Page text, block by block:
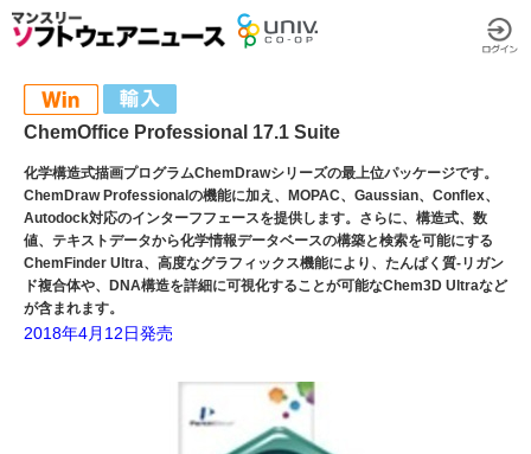
ChemOffice Professional 17.1 Suite
化学構造式描画プログラムChemDrawシリーズの最上位パッケージです。
ChemDraw Professionalの機能に加え、MOPAC、Gaussian、Conflex、
Autodock対応のインターフフェースを提供します。さらに、構造式、数
値、テキストデータから化学情報データベースの構築と検索を可能にする
ChemFinder Ultra、高度なグラフィックス機能により、たんぱく質-リガン
ド複合体や、DNA構造を詳細に可視化することが可能なChem3D Ultraなど
が含まれます。
2018年4月12日発売